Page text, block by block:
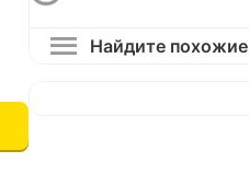
Найдите похожие